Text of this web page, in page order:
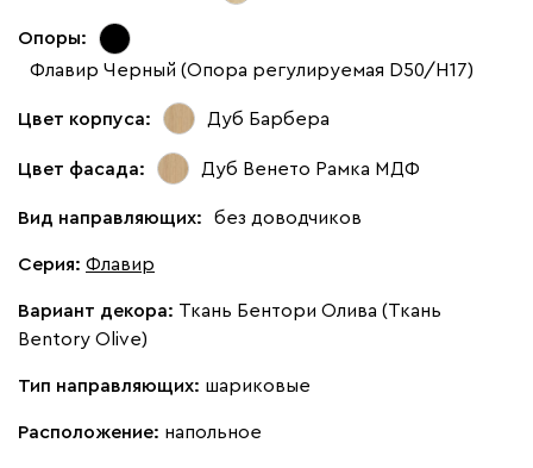
Опоры:
Флавир Черный (Опора регулируемая D50/H17)
Цвет корпуса: Дуб Барбера
Цвет фасада: Дуб Венето Рамка МДФ
Вид направляющих: без доводчиков
Серия: Флавир
Вариант декора: Ткань Бентори Олива (Ткань
Bentory Olive)
Тип направляющих: шариковые
Расположение: напольное